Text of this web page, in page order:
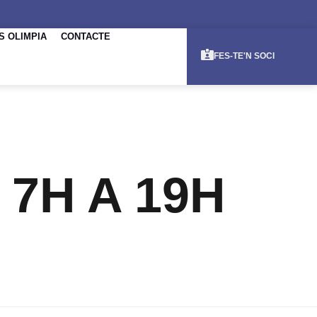
OLIMPIA CONTACTE
FES-TE'N SOCI
A 19H